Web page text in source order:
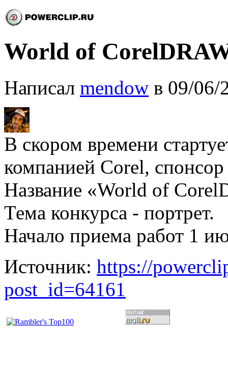
World of
Написал mendow в 09/06/
В скором времени
компанией Corel,
Название «World оf
Тема конкурса - портрет.
Начало приема работ 1
Источник: https://
post_id=64161